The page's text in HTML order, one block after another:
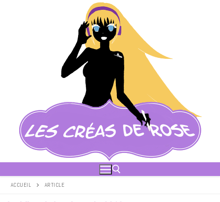
ACCUEIL ARTICLE